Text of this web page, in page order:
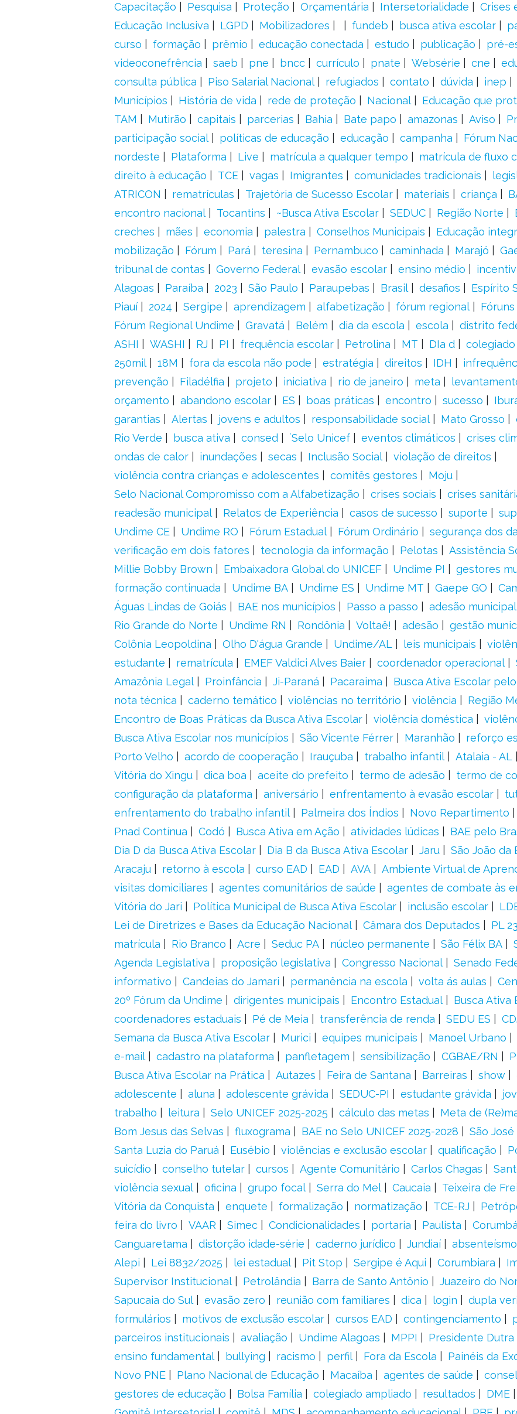
Capacitação
Pesquisa Proteção Orçamentária Intersetorialidade Crises
Educação Inclusiva
LGPD Mobilizadores fundeb busca ativa escolar
curso
formação prêmio educação conectada estudo publicação pré-
videoconefrência
saeb pne bncc currículo pnate Websérie cne
consulta pública
Piso Salarial Nacional refugiados contato dúvida inep
Municípios
História de vida rede de proteção Nacional Educação que
TAM
Mutirão capitais parcerias Bahia Bate papo amazonas Aviso
participação social
políticas de educação educação campanha Fórum
nordeste
Plataforma Live matrícula a qualquer tempo matrícula de fluxo
direito à educação
TCE vagas Imigrantes comunidades tradicionais
ATRICON
rematrículas Trajetória de Sucesso Escolar materiais criança
encontro nacional
Tocantins ~Busca Ativa Escolar SEDUC Região Norte
creches
mães economia palestra Conselhos Municipais Educação
mobilização
Fórum Pará teresina Pernambuco caminhada Marajó
tribunal de contas
Governo Federal evasão escolar ensino médio
Alagoas
Paraíba 2023 São Paulo Paraupebas Brasil desafios Espírito
Piauí
2024 Sergipe aprendizagem alfabetização fórum regional
Fórum Regional Undime
Gravatá Belém dia da escola escola distrito
ASHI
WASHI RJ PI frequência escolar Petrolina MT DIa d colegiado
250mil
18M fora da escola não pode estratégia direitos IDH
prevenção
Filadélfia projeto iniciativa rio de janeiro meta
orçamento
abandono escolar ES boas práticas encontro sucesso
garantias
Alertas jovens e adultos responsabilidade social Mato Grosso
Rio Verde
busca ativa consed ´Selo Unicef eventos climáticos crises
ondas de calor
inundações secas Inclusão Social
violação de direitos
violência contra crianças e adolescentes
comitês gestores
Moju
Selo Nacional Compromisso com a Alfabetização
crises sociais crises
readesão municipal
Relatos de Experiência casos de sucesso suporte
Undime CE
Undime RO Fórum Estadual Fórum Ordinário
segurança dos
verificação em dois fatores
tecnologia da informação Pelotas Assistência
Millie Bobby Brown
Embaixadora Global do UNICEF Undime PI gestores
formação continuada
Undime BA Undime ES Undime MT Gaepe GO
Águas Lindas de Goiás
BAE nos municípios Passo a passo adesão municipal
Rio Grande do Norte
Undime RN Rondônia Voltaê! adesão gestão
Colônia Leopoldina
Olho D'água Grande Undime/AL leis municipais
estudante
rematrícula EMEF Valdici Alves Baier coordenador operacional
Amazônia Legal
Proinfância Ji-Paraná Pacaraima Busca Ativa Escolar
nota técnica
caderno temático violências no território violência
Região
Encontro de Boas Práticas da Busca Ativa Escolar
violência doméstica
Busca Ativa Escolar nos municípios
São Vicente Férrer Maranhão reforço
Porto Velho
acordo de cooperação Irauçuba trabalho infantil Atalaia - AL
Vitória do Xingu
dica boa aceite do prefeito termo de adesão
termo de
configuração da plataforma
aniversário enfrentamento à evasão escolar
enfrentamento do trabalho infantil
Palmeira dos Índios Novo Repartimento
Pnad Contínua
Codó Busca Ativa em Ação atividades lúdicas BAE pelo
Dia D da Busca Ativa Escolar
Dia B da Busca Ativa Escolar Jaru São João da
Aracaju
retorno à escola curso EAD EAD AVA Ambiente Virtual de
visitas domiciliares
agentes comunitários de saúde agentes de combate às
Vitória do Jari
Política Municipal de Busca Ativa Escolar inclusão escolar
Lei de Diretrizes e Bases da Educação Nacional
Câmara dos Deputados PL
matrícula
Rio Branco Acre Seduc PA núcleo permanente São Félix BA
Agenda Legislativa
proposição legislativa Congresso Nacional Senado
informativo
Candeias do Jamari permanência na escola volta ás aulas
20º Fórum da Undime
dirigentes municipais Encontro Estadual
Busca Ativa
coordenadores estaduais
Pé de Meia transferência de renda SEDU ES
Semana da Busca Ativa Escolar
Murici equipes municipais Manoel Urbano
e-mail
cadastro na plataforma panfletagem sensibilização CGBAE/RN
Busca Ativa Escolar na Prática
Autazes Feira de Santana Barreiras show
adolescente
aluna adolescente grávida SEDUC-PI estudante grávida
trabalho
leitura Selo UNICEF 2025-2025 cálculo das metas Meta de
Bom Jesus das Selvas
fluxograma BAE no Selo UNICEF 2025-2028 São
Santa Luzia do Paruá
Eusébio violências e exclusão escolar qualificação
suicídio
conselho tutelar cursos Agente Comunitário Carlos Chagas
violência sexual
oficina grupo focal Serra do Mel Caucaia Teixeira de
Vitória da Conquista
enquete formalização normatização TCE-RJ
feira do livro
VAAR Simec Condicionalidades portaria Paulista Corumbá
Canguaretama
distorção idade-série caderno jurídico Jundiaí
Alepi
Lei 8832/2025 lei estadual Pit Stop Sergipe é Aqui Corumbiara
Supervisor Institucional
Petrolândia Barra de Santo Antônio Juazeiro do
Sapucaia do Sul
evasão zero reunião com familiares dica login dupla
formulários
motivos de exclusão escolar cursos EAD contingenciamento
parceiros institucionais
avaliação Undime Alagoas MPPI Presidente Dutra
ensino fundamental
bullying racismo perfil Fora da Escola Painéis da
Novo PNE
Plano Nacional de Educação Macaíba agentes de saúde
gestores de educação
Bolsa Família colegiado ampliado resultados DME